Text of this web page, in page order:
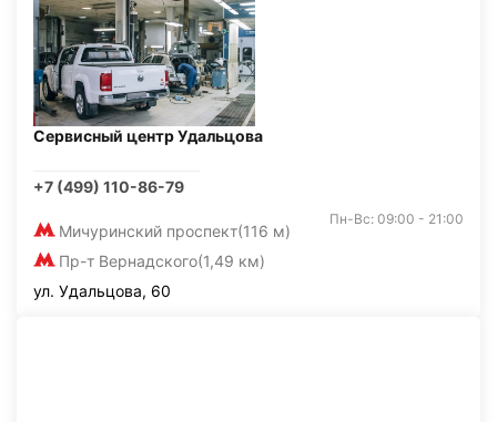
Сервисный центр Удальцова
+7 (499) 110-86-79
Мичуринский проспект(116 м)
Пр-т Вернадского(1,49 км)
Пн-Вс: 09:00 - 21:00
ул. Удальцова, 60